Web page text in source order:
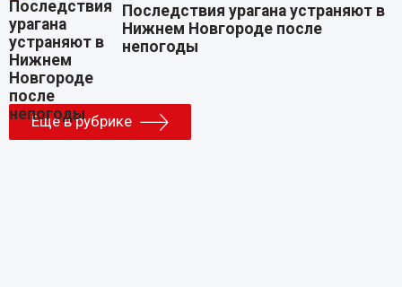
Последствия урагана устраняют в
Нижнем Новгороде после
непогоды
Еще в рубрике